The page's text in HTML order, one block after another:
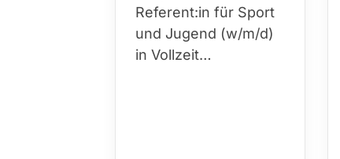
Referent:in für Sport
und Jugend (w/m/d)
in Vollzeit…